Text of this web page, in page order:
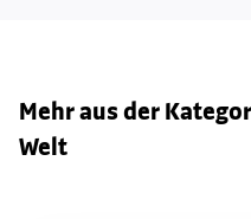
Mehr aus der
Welt